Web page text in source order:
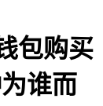
包购买
谁而